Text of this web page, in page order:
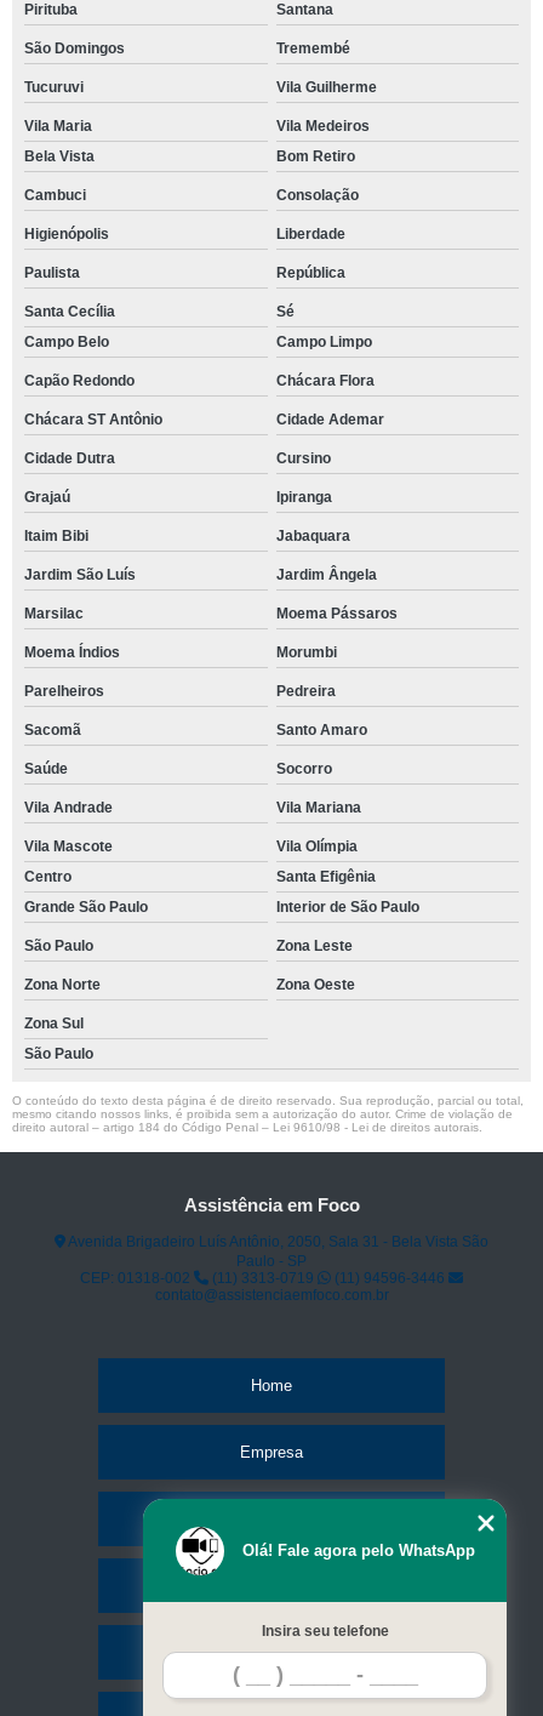
Pirituba Santana
São Domingos Tremembé
Tucuruvi Vila Guilherme
Vila Maria
Vila Medeiros
Bela Vista
Bom Retiro
Cambuci Consolação
Higienópolis Liberdade
Paulista República
Santa Cecília
Sé
Campo Belo
Campo Limpo
Capão Redondo Chácara Flora
Chácara ST Antônio Cidade Ademar
Cidade Dutra Cursino
Grajaú Ipiranga
Itaim Bibi Jabaquara
Jardim São Luís Jardim Ângela
Marsilac Moema Pássaros
Moema Índios Morumbi
Parelheiros Pedreira
Sacomã Santo Amaro
Saúde Socorro
Vila Andrade Vila Mariana
Vila Mascote
Vila Olímpia
Centro
Santa Efigênia
Grande São Paulo
Interior de São Paulo
São Paulo Zona Leste
Zona Norte Zona Oeste
Zona Sul
São Paulo
O conteúdo do texto desta página é de direito reservado. Sua reprodução, parcial ou total,
mesmo citando nossos links, é proibida sem a autorização do autor. Crime de violação de
direito autoral – artigo 184 do Código Penal – Lei 9610/98 - Lei de direitos autorais
Assistência em Foco
Avenida Brigadeiro Luís Antônio, 2050, Sala 31 - Bela Vista São
Paulo - SP
CEP: 01318-002
(11) 3313-0719
(11) 94596-3446
contato@assistenciaemfoco.com.br
Home
Empresa
Contato
Olá! Fale agora pelo WhatsApp
Insira seu telefone